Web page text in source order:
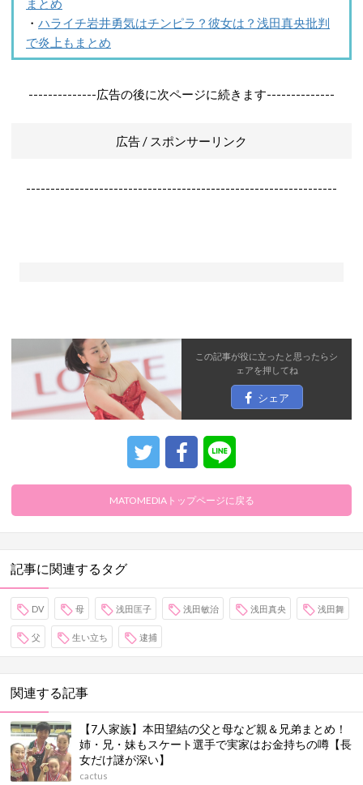
・ ハライチ岩井勇気はチンピラ？彼女は？浅田真央批判
で炎上もまとめ
--------------広告の後に次ページに続きます--------------
広告 / スポンサーリンク
----------------------------------------------------------------
この記事が役に立ったと思ったらシ
ェアを押してね
シェア
MATOMEDIAトップページに戻る
記事に関連するタグ
DV 母 浅田匡子 浅田敏治 浅田真央 浅田舞
父 生い立ち 逮捕
関連する記事
【7人家族】本田望結の父と母など親＆兄弟まとめ！
姉・兄・妹もスケート選手で実家はお金持ちの噂【長
女だけ謎が深い】
cactus